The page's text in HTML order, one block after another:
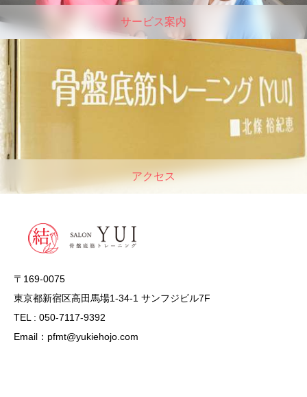
サービス案内
アクセス
〒169-0075
東京都新宿区高田馬場1-34-1 サンフジビル7F
TEL : 050-7117-9392
Email：pfmt@yukiehojo.com